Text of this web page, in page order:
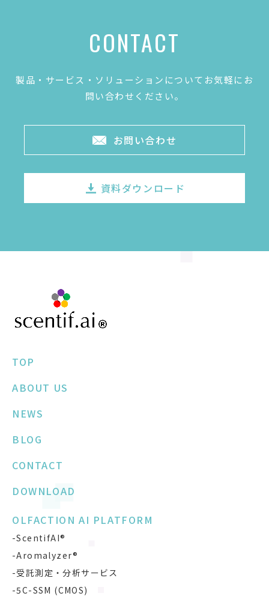
CONTACT
製品・サービス・ソリューションについてお気軽にお
問い合わせください。
お問い合わせ
資料ダウンロード
TOP
ABOUT US
NEWS
BLOG
CONTACT
DOWNLOAD
OLFACTION AI PLATFORM
-ScentifAI®
-Aromalyzer®
-受託測定・分析サービス
-5C-SSM (CMOS)